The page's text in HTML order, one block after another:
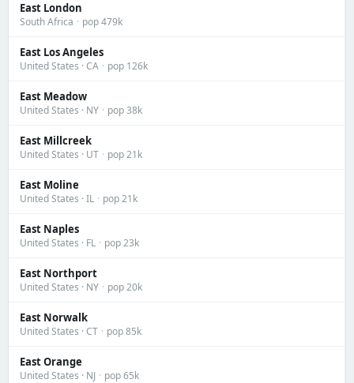
East London
South Africa · pop 479k
East Los Angeles
United States · CA · pop 126k
East Meadow
United States · NY · pop 38k
East Millcreek
United States · UT · pop 21k
East Moline
United States · IL · pop 21k
East Naples
United States · FL · pop 23k
East Northport
United States · NY · pop 20k
East Norwalk
United States · CT · pop 85k
East Orange
United States · NJ · pop 65k